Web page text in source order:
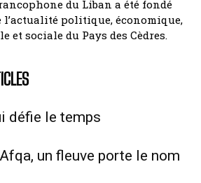
du Liban a été fondé
l’actualité politique, économique,
sociale du Pays des Cèdres.
défie le temps
un fleuve porte le nom